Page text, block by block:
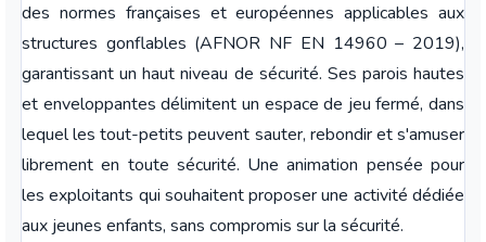
des normes françaises et européennes applicables aux
structures gonflables (AFNOR NF EN 14960 – 2019),
garantissant un haut niveau de sécurité. Ses parois hautes
et enveloppantes délimitent un espace de jeu fermé, dans
lequel les tout-petits peuvent sauter, rebondir et s'amuser
librement en toute sécurité. Une animation pensée pour
les exploitants qui souhaitent proposer une activité dédiée
aux jeunes enfants, sans compromis sur la sécurité.